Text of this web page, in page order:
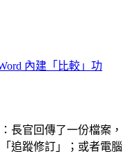
內建「比較」功
長官回傳了一份檔案，
追蹤修訂」；或者電腦